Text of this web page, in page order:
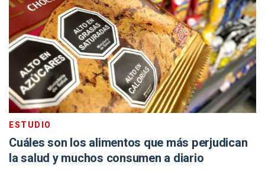
ESTUDIO
Cuáles son los alimentos que más perjudican
la salud y muchos consumen a diario